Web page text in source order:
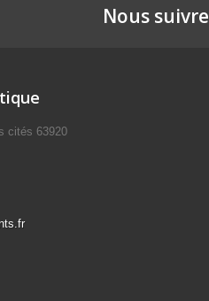
Nous suivre
cités 63920